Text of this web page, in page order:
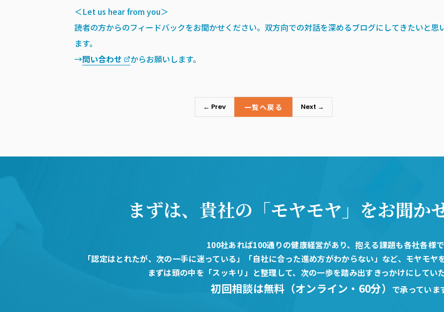
＜Let us hear from you＞
読者の方からのフィードバックをお聞かせください。双方向での対話を深めるブログにしてきたいと思
ます。
→問い合わせ からお願いします。
← Prev 一覧へ戻る Next →
まずは、貴社の「モヤモヤ」 をお聞か
100社あれば100通りの健康経営があり、抱える課題も各社各様
「認定はとれたが、次の一手に迷っている」「自社に合った進め方がわからない」など、モヤモ
まずは頭の中を「スッキリ」と整理して、次の一歩を踏み出すきっかけにしてい
初回相談は無料（オンライン・60分） で承っていま